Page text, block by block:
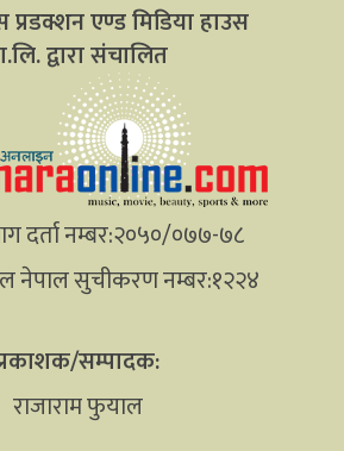
प्रडक्शन एण्ड मिडिया हाउस
द्वारा संचालित
दर्ता नम्बर:२०५०/०७७-७८
नेपाल सुचीकरण नम्बर:१२२४
सम्पादक:
राजाराम फुयाल